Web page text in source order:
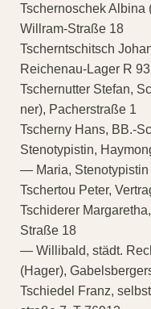
Tschernoschek Albina
Willram-Straße 18
Tscherntschitsch
Reichenau-Lager R 93
Tschernutter Stefan,
ner), Pacherstraße 1
Tscherny Hans, BB.-
Stenotypistin,
— Maria, Stenotypistin
Tschertou Peter,
Tschiderer
Straße 18
— Willibald, städt.
(Hager),
Tschiedel Franz,